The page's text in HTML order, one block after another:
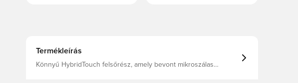
Termékleírás
Könnyű HybridTouch felsőrész, amely bevont mikroszálas